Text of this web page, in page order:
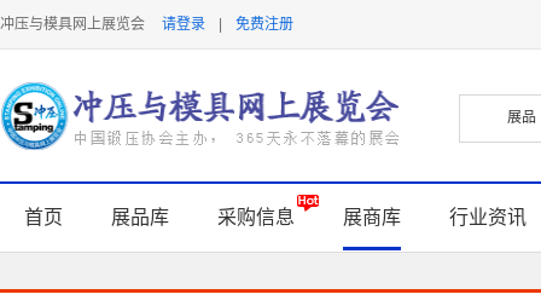
冲压与模具网上展览会 请登录 免费注册
首页 展品库 采购信息 展商库 行业资讯